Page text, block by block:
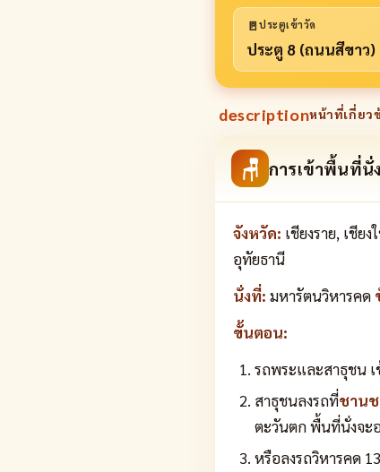
🚪ประตูเข้าวัด
ประตู 8 (ถนนสีขาว)
descriptionหน้าที่เกี่ยว
🪑 การเข้าพื้นที่นั่
จังหวัด: เชียงราย, เชี
อุทัยธานี
นั่งที่: มหารัตนวิหารคด
ขั้นตอน:
รถพระและสาธุชน
สาธุชนลงรถที่ชานช
ตะวันตก พื้นที่นั่งจะ
หรือลงรถวิหารคด